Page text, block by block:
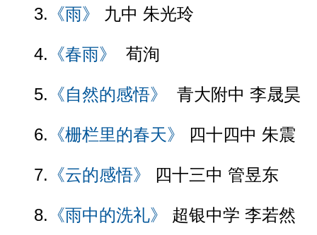
3. 《雨》 九中 朱光玲
4. 《春雨》 荀洵
5. 《自然的感悟》 青大附中 李晟昊
6. 《栅栏里的春天》 四十四中 朱震
7. 《云的感悟》 四十三中 管昱东
8. 《雨中的洗礼》 超银中学 李若然